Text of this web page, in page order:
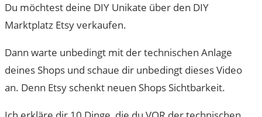
Du möchtest deine DIY Unikate über den DIY
Marktplatz Etsy verkaufen.
Dann warte unbedingt mit der technischen Anlage
deines Shops und schaue dir unbedingt dieses Video
an. Denn Etsy schenkt neuen Shops Sichtbarkeit.